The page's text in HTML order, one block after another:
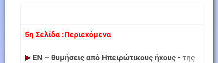
5η Σελίδα :Περιεχόμενα
ΕΝ – θυμήσεις από Ηπειρώτικους ήχους - της